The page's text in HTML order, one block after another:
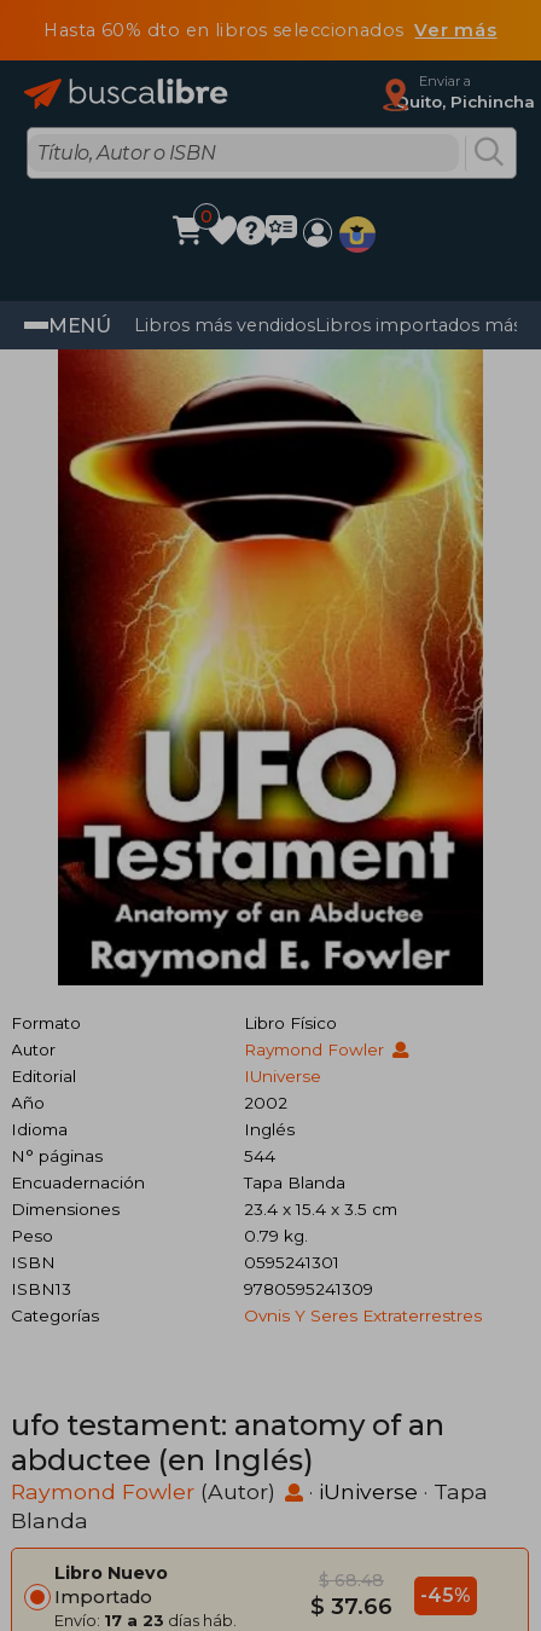
Hasta 60% dto en libros seleccionadosVer más
Enviar a
Quito, Pichincha
0
MENÚ Libros más vendidosLibros importados más
Formato
Libro Físico
Autor
Raymond Fowler
Editorial
IUniverse
Año
2002
Idioma
Inglés
N° páginas
544
Encuadernación
Tapa Blanda
Dimensiones
23.4 x 15.4 x 3.5 cm
Peso
0.79 kg.
ISBN
0595241301
ISBN13
9780595241309
Categorías
Ovnis Y Seres Extraterrestres
ufo testament: anatomy of an
abductee (en Inglés)
Raymond Fowler (Autor) · iUniverse · Tapa
Blanda
Libro Nuevo
Importado
Envío: 17 a 23 días háb.
$ 68.48
$ 37.66 -45%